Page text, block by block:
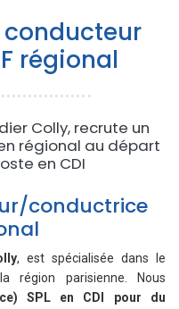
conducteur
régional
Colly, recrute un
régional au départ
en CDI
conductrice
, est spécialisée dans le
région parisienne. Nous
SPL en CDI pour du